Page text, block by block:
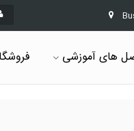
های آموزشی